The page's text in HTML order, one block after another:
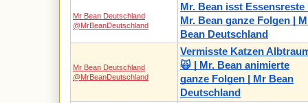
Mr Bean Deutschland
@MrBeanDeutschland
Mr. Bean isst Essensreste
Mr. Bean ganze Folgen |
Bean Deutschland
Mr Bean Deutschland
@MrBeanDeutschland
Vermisste Katzen
🙀 | Mr. Bean animierte
ganze Folgen | Mr Bean
Deutschland